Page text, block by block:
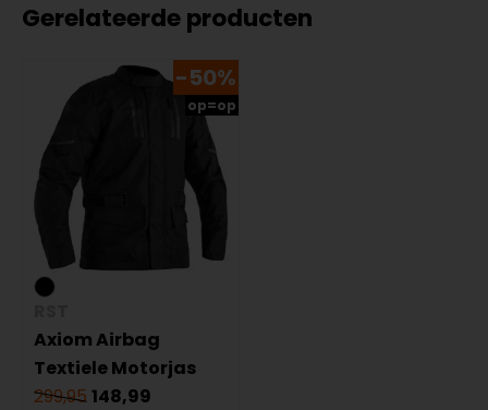
Gerelateerde producten
-50%
op=op
Axiom Airbag
Textiele Motorjas
299,95148,99